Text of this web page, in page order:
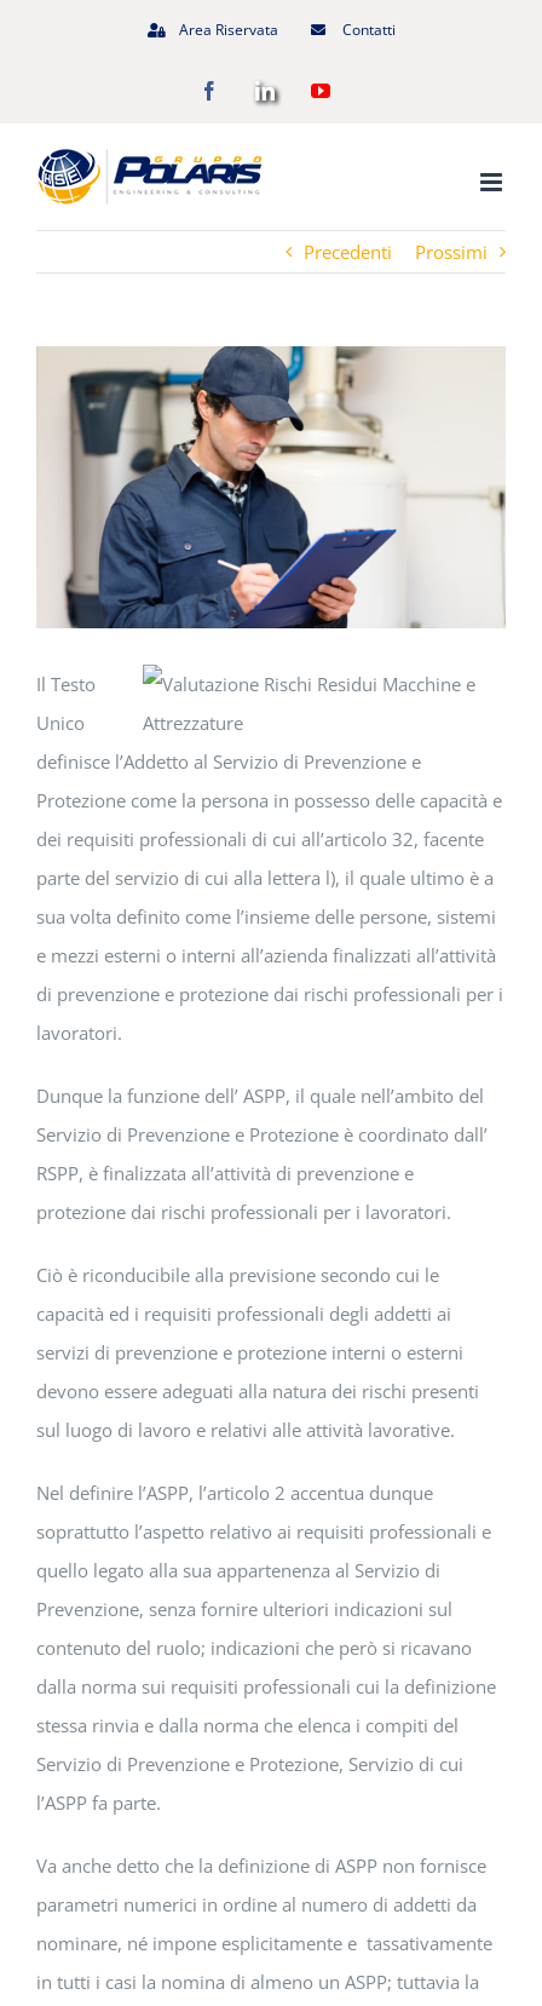
Area Riservata Contatti
FacebookLinkedInYouTube
Precedenti Prossimi
Il Testo
Unico
definisce l’Addetto al Servizio di Prevenzione e
Protezione come la persona in possesso delle capacità e
dei requisiti professionali di cui all’articolo 32, facente
parte del servizio di cui alla lettera l), il quale ultimo è a
sua volta definito come l’insieme delle persone, sistemi
e mezzi esterni o interni all’azienda finalizzati all’attività
di prevenzione e protezione dai rischi professionali per i
lavoratori.
Dunque la funzione dell’ ASPP, il quale nell’ambito del
Servizio di Prevenzione e Protezione è coordinato dall’
RSPP, è finalizzata all’attività di prevenzione e
protezione dai rischi professionali per i lavoratori.
Ciò è riconducibile alla previsione secondo cui le
capacità ed i requisiti professionali degli addetti ai
servizi di prevenzione e protezione interni o esterni
devono essere adeguati alla natura dei rischi presenti
sul luogo di lavoro e relativi alle attività lavorative.
Nel definire l’ASPP, l’articolo 2 accentua dunque
soprattutto l’aspetto relativo ai requisiti professionali e
quello legato alla sua appartenenza al Servizio di
Prevenzione, senza fornire ulteriori indicazioni sul
contenuto del ruolo; indicazioni che però si ricavano
dalla norma sui requisiti professionali cui la definizione
stessa rinvia e dalla norma che elenca i compiti del
Servizio di Prevenzione e Protezione, Servizio di cui
l’ASPP fa parte.
Va anche detto che la definizione di ASPP non fornisce
parametri numerici in ordine al numero di addetti da
nominare, né impone esplicitamente e tassativamente
in tutti i casi la nomina di almeno un ASPP; tuttavia la